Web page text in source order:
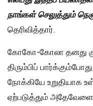
நாங்கள் செலுத்தும்
தெரிவித்தார்.
கோகோ-கோலா தனது
திரும்பிப்
நோக்கியே உறுதியாக
ஏற்படுத்தும்